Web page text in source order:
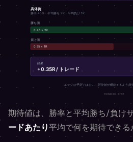
期待値は、勝率と平均勝ち/負け
ードあたり平均で何を期待できる